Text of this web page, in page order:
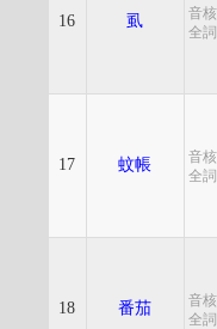
16 虱 音核
全
17 蚊帳 音核
全
18 番茄 音核
全